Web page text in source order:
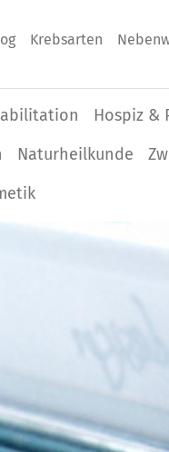
Krebsarten
Hospiz &
Naturheilkunde